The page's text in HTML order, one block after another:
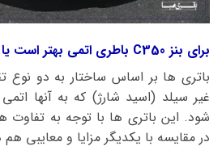
برای بنز C350 باطری اتمی بهتر است یا باطری اسیدی؟
باتری ها بر اساس ساختار به دو
غیر سیلد (اسید شارژ) که به آنها
شود. این باتری ها با توجه به تفاوت
در مقایسه با یکدیگر مزایا و معایبی هم